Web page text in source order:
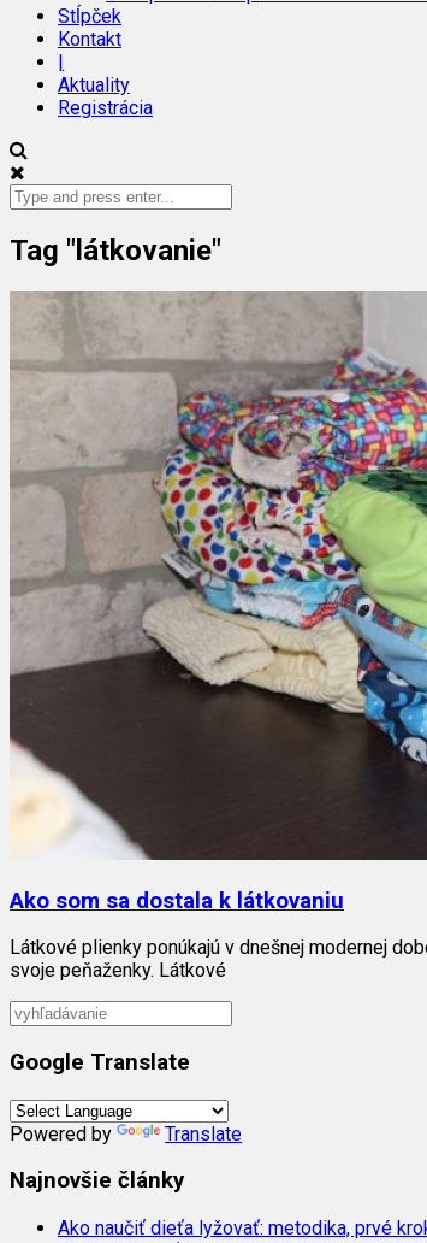
Stĺpček
Kontakt
|
Aktuality
Registrácia
Tag "látkovanie"
Ako som sa dostala k látkovaniu
Látkové plienky ponúkajú v dnešnej modernej
svoje peňaženky. Látkové
Google Translate
Powered by Translate
Najnovšie články
Ako naučiť dieťa lyžovať: metodika, prvé